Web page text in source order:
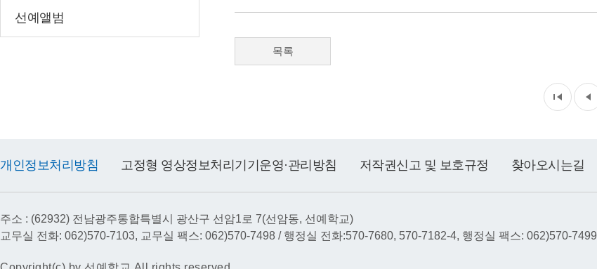
선예앨범
목록
개인정보처리방침 고정형 영상정보처리기기운영·관리방침 저작권신고 및 보호규정 찾아오시는길
주소 : (62932) 전남광주통합특별시 광산구 선암1로 7(선암동, 선예학교)
교무실 전화: 062)570-7103, 교무실 팩스: 062)570-7498 / 행정실 전화:570-7680, 570-7182-4, 행정실 팩스: 062)570-7499